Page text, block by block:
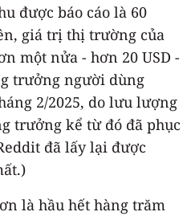
được báo cáo là 60
giá trị thị trường của
một nửa - hơn 20 USD -
trưởng người dùng
2/2025, do lưu lượng
trưởng kể từ đó đã phục
đã lấy lại được
là hầu hết hàng trăm